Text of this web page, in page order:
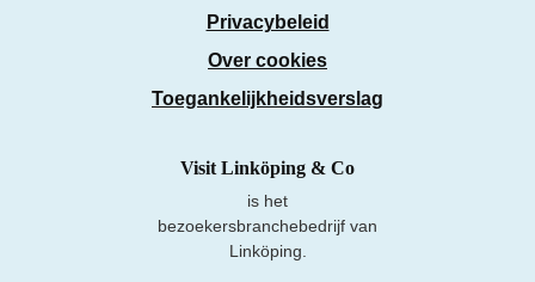
Privacybeleid
Over cookies
Toegankelijkheidsverslag
Visit Linköping & Co
is het
bezoekersbranchebedrijf van
Linköping.